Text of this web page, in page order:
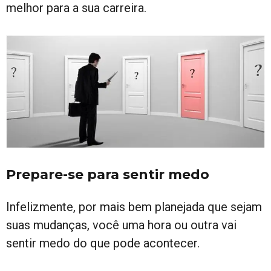
melhor para a sua carreira.
Prepare-se para sentir medo
Infelizmente, por mais bem planejada que sejam
suas mudanças, você uma hora ou outra vai
sentir medo do que pode acontecer.